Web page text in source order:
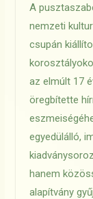
A
nemzeti
csupán
az elmúlt 17
öregbítette
egyedülálló,
hanem
alapítvány